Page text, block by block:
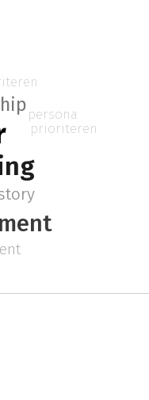
persona
prioriteren